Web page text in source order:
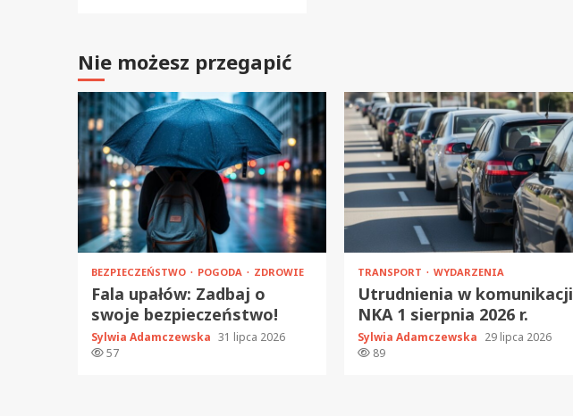
Nie możesz przegapić
BEZPIECZEŃSTWO POGODA ZDROWIE
Fala upałów: Zadbaj o
swoje bezpieczeństwo!
Sylwia Adamczewska 31 lipca 2026
57
TRANSPORT WYDARZENIA
Utrudnienia w komunikacji
NKA 1 sierpnia 2026 r.
Sylwia Adamczewska 29 lipca 2026
89